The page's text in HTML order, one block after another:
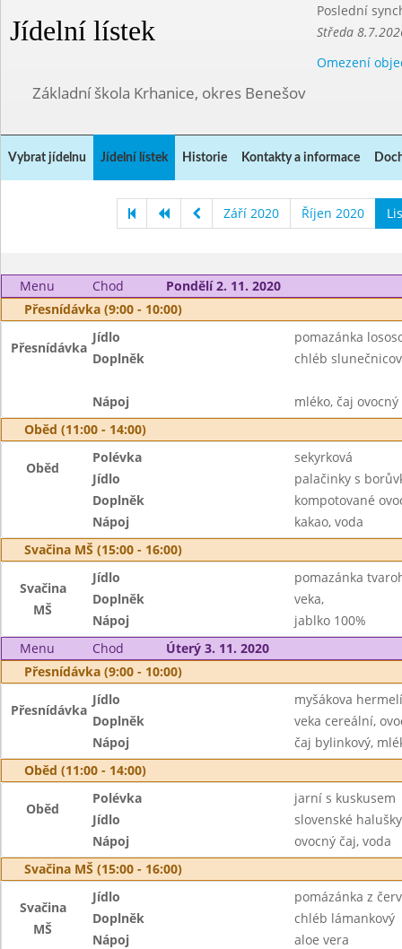
Jídelní lístek
Poslední
Středa
Omezení
Základní škola Krhanice, okres Benešov
Vybrat jídelnu Jídelní lístek Historie Kontakty a informace
Září 2020 Říjen 2020
Menu Chod
Pondělí 2. 11. 2020
Přesnídávka (9:00 - 10:00)
Přesnídávka
Jídlo
pomazánka
Doplněk
chléb
Nápoj
mléko, čaj ovocný
Oběd (11:00 - 14:00)
Oběd
Polévka
sekyrková
Jídlo
palačinky s
Doplněk
kompotované
Nápoj
kakao, voda
Svačina MŠ (15:00 - 16:00)
Svačina
MŠ
Jídlo
pomazánka
Doplněk
veka,
Nápoj
jablko 100%
Menu
Chod
Úterý 3. 11. 2020
Přesnídávka (9:00 - 10:00)
Přesnídávka
Jídlo
myšákova
Doplněk
veka cereální,
Nápoj
čaj bylinkový,
Oběd (11:00 - 14:00)
Oběd
Polévka
jarní s kuskusem
Jídlo
slovenské
Nápoj
ovocný čaj, voda
Svačina MŠ (15:00 - 16:00)
Svačina
MŠ
Jídlo
pomázánka z
Doplněk
chléb lámankový
Nápoj
aloe vera